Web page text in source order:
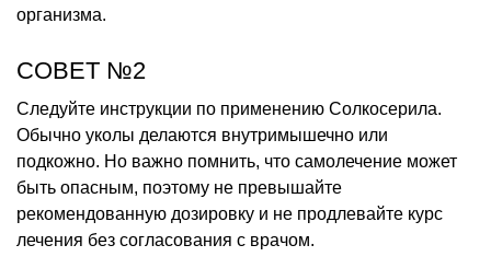
организма.
СОВЕТ №2
Следуйте инструкции по применению Солкосерила.
Обычно уколы делаются внутримышечно или
подкожно. Но важно помнить, что самолечение может
быть опасным, поэтому не превышайте
рекомендованную дозировку и не продлевайте курс
лечения без согласования с врачом.